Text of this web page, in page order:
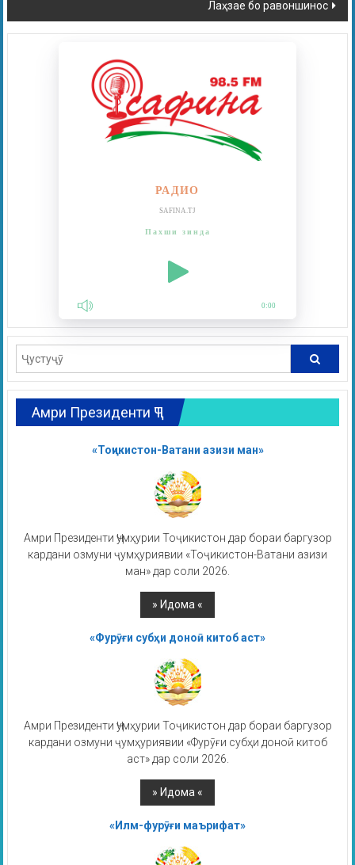
Лаҳзае бо равоншинос
РАДИО
SAFINA.TJ
Пахши зинда
0:00
Амри Президенти ҶТ
«Тоҷикистон-Ватани азизи ман»
Амри Президенти Ҷумҳурии Тоҷикистон дар бораи баргузор
кардани озмуни ҷумҳуриявии «Тоҷикистон-Ватани азизи
ман» дар соли 2026.
«Фурӯғи субҳи доноӣ китоб аст»
Амри Президенти Ҷумҳурии Тоҷикистон дар бораи баргузор
кардани озмуни ҷумҳуриявии «Фурӯғи субҳи доноӣ китоб
аст» дар соли 2026.
«Илм-фурӯғи маърифат»